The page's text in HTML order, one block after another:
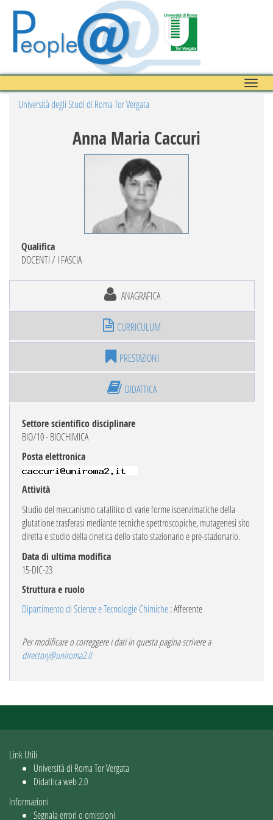
Toggle
Università degli Studi di Roma Tor Vergata
Anna Maria Caccuri
Qualifica
DOCENTI / I FASCIA
ANAGRAFICA
CURRICULUM
PRESTAZIONI
DIDATTICA
Settore scientifico disciplinare
BIO/10 - BIOCHIMICA
Posta elettronica
Attività
Studio del meccanismo catalitico di varie forme isoenzimatiche della
glutatione trasferasi mediante tecniche spettroscopiche, mutagenesi sito
diretta e studio della cinetica dello stato stazionario e pre-stazionario.
Data di ultima modifica
15-DIC-23
Struttura e ruolo
Dipartimento di Scienze e Tecnologie Chimiche: Afferente
Per modificare o correggere i dati in questa pagina scrivere a
directory@uniroma2.it
Link Utili
Università di Roma Tor Vergata
Didattica web 2.0
Informazioni
Segnala errori o omissioni